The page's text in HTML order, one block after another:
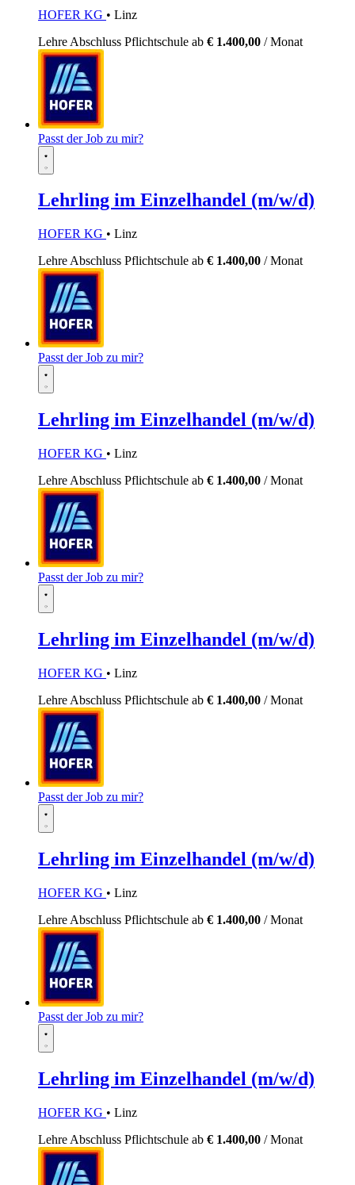
HOFER KG • Linz
Lehre Abschluss Pflichtschule ab € 1.400,00 / Monat
Passt der Job zu mir?
Lehrling im Einzelhandel (m/w/d)
HOFER KG • Linz
Lehre Abschluss Pflichtschule ab € 1.400,00 / Monat
Passt der Job zu mir?
Lehrling im Einzelhandel (m/w/d)
HOFER KG • Linz
Lehre Abschluss Pflichtschule ab € 1.400,00 / Monat
Passt der Job zu mir?
Lehrling im Einzelhandel (m/w/d)
HOFER KG • Linz
Lehre Abschluss Pflichtschule ab € 1.400,00 / Monat
Passt der Job zu mir?
Lehrling im Einzelhandel (m/w/d)
HOFER KG • Linz
Lehre Abschluss Pflichtschule ab € 1.400,00 / Monat
Passt der Job zu mir?
Lehrling im Einzelhandel (m/w/d)
HOFER KG • Linz
Lehre Abschluss Pflichtschule ab € 1.400,00 / Monat